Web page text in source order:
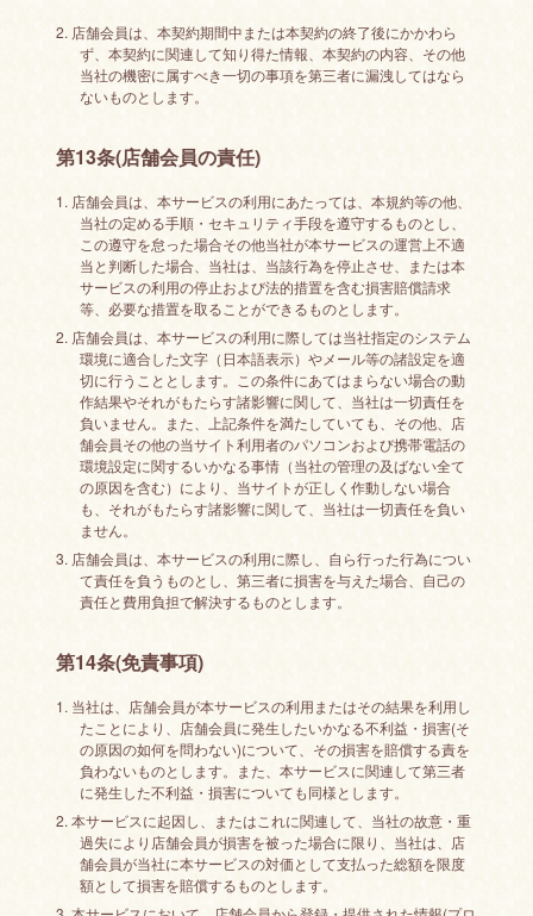
2. 店舗会員は、本契約期間中または本契約の終了後にかかわら
ず、本契約に関連して知り得た情報、本契約の内容、その他
当社の機密に属すべき一切の事項を第三者に漏洩してはなら
ないものとします。
第13条(店舗会員の責任)
1. 店舗会員は、本サービスの利用にあたっては、本規約等の他、
当社の定める手順・セキュリティ手段を遵守するものとし、
この遵守を怠った場合その他当社が本サービスの運営上不適
当と判断した場合、当社は、当該行為を停止させ、または本
サービスの利用の停止および法的措置を含む損害賠償請求
等、必要な措置を取ることができるものとします。
2. 店舗会員は、本サービスの利用に際しては当社指定のシステム
環境に適合した文字（日本語表示）やメール等の諸設定を適
切に行うこととします。この条件にあてはまらない場合の動
作結果やそれがもたらす諸影響に関して、当社は一切責任を
負いません。また、上記条件を満たしていても、その他、店
舗会員その他の当サイト利用者のパソコンおよび携帯電話の
環境設定に関するいかなる事情（当社の管理の及ばない全て
の原因を含む）により、当サイトが正しく作動しない場合
も、それがもたらす諸影響に関して、当社は一切責任を負い
ません。
3. 店舗会員は、本サービスの利用に際し、自ら行った行為につい
て責任を負うものとし、第三者に損害を与えた場合、自己の
責任と費用負担で解決するものとします。
第14条(免責事項)
1. 当社は、店舗会員が本サービスの利用またはその結果を利用し
たことにより、店舗会員に発生したいかなる不利益・損害(そ
の原因の如何を問わない)について、その損害を賠償する責を
負わないものとします。また、本サービスに関連して第三者
に発生した不利益・損害についても同様とします。
2. 本サービスに起因し、またはこれに関連して、当社の故意・重
過失により店舗会員が損害を被った場合に限り、当社は、店
舗会員が当社に本サービスの対価として支払った総額を限度
額として損害を賠償するものとします。